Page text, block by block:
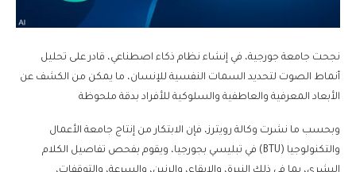
نجحت جامعة جورجية، في إنشاء نظام ذكاء اصطناعي، قادر على تحليل
أنماط الصوت لتحديد السمات النفسية للإنسان، ما يمكن من الكشف عن
الأبعاد المعرفية والعاطفية والسلوكية للأفراد بدقة ملحوظة
وبحسب ما نشرت وكالة رويترز، فإن الابتكار من إنتاج جامعة الأعمال
والتكنولوجيا (BTU) في تبليسي بجورجيا، ويقوم بفحص تفاصيل الكلام